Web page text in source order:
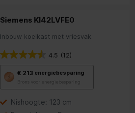
Siemens KI42LVFE0
Inbouw koelkast met vriesvak
4.5 (12)
€ 213 energiebesparing
Brons voor energiebesparing
deze
Youreko’s
Nishoogte: 123 cm